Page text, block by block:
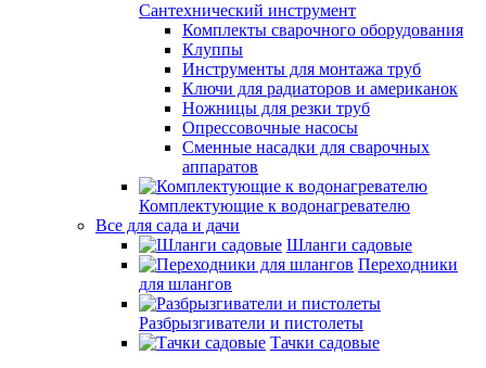
Сантехнический инструмент
Комплекты сварочного оборудования
Клуппы
Инструменты для монтажа труб
Ключи для радиаторов и американок
Ножницы для резки труб
Опрессовочные насосы
Сменные насадки для сварочных
аппаратов
Комплектующие к водонагревателю
Все для сада и дачи
Шланги садовые
Переходники
для шлангов
Разбрызгиватели и пистолеты
Тачки садовые